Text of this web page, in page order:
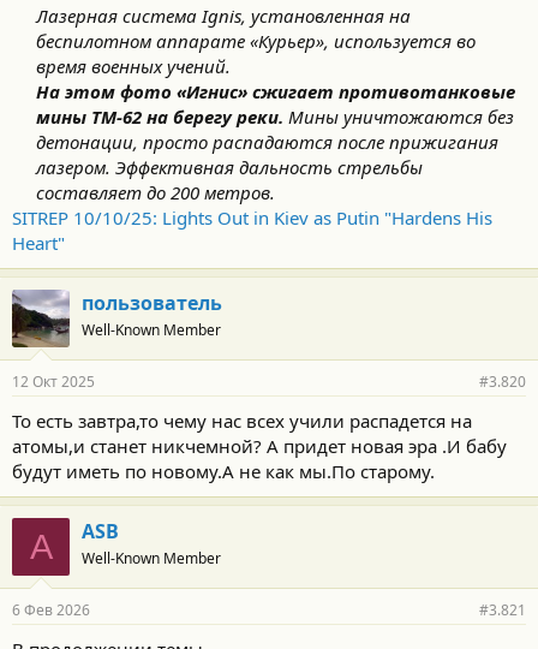
Лазерная система Ignis, установленная на
беспилотном аппарате «Курьер», используется во
время военных учений.
На этом фото «Игнис» сжигает противотанковые
мины ТМ-62 на берегу реки. Мины уничтожаются без
детонации, просто распадаются после прижигания
лазером. Эффективная дальность стрельбы
составляет до 200 метров.
SITREP 10/10/25: Lights Out in Kiev as Putin "Hardens His
Heart"
пользователь
Well-Known Member
12 Окт 2025 #3.820
То есть завтра,то чему нас всех учили распадется на
атомы,и станет никчемной? А придет новая эра .И бабу
будут иметь по новому.А не как мы.По старому.
A ASB
Well-Known Member
6 Фев 2026 #3.821